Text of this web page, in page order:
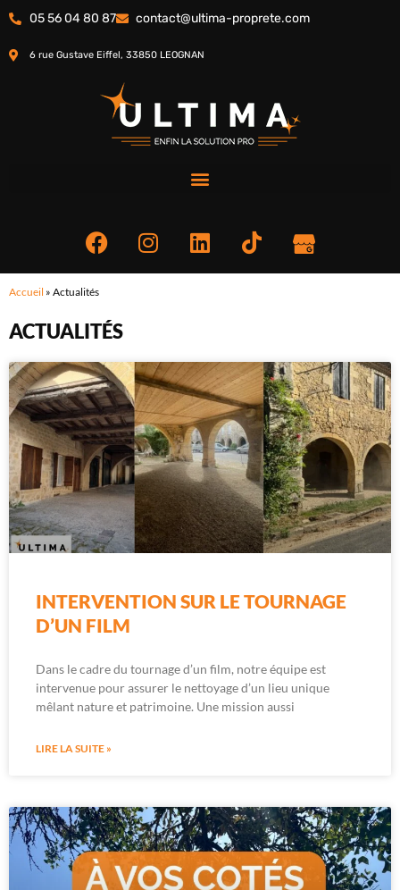
05 56 04 80 87 contact@ultima-proprete.com
6 rue Gustave Eiffel, 33850 LEOGNAN
Accueil » Actualités
ACTUALITÉS
INTERVENTION SUR LE TOURNAGE
D’UN FILM
Dans le cadre du tournage d’un film, notre équipe est
intervenue pour assurer le nettoyage d’un lieu unique
mêlant nature et patrimoine. Une mission aussi
LIRE LA SUITE »